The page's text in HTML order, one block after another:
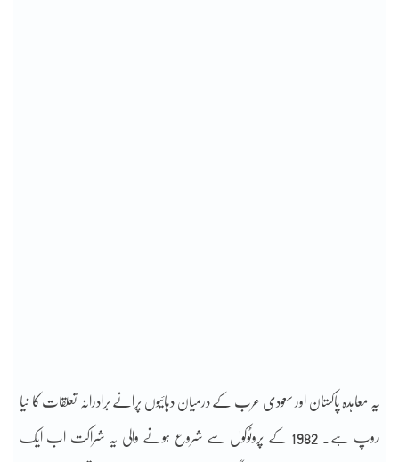
یہ معاہدہ پاکستان اور سعودی عرب کے درمیان دہائیوں پرانے برادرانہ تعلقات کا نیا
روپ ہے۔ 1982 کے پروٹوکول سے شروع ہونے والی یہ شراکت اب ایک